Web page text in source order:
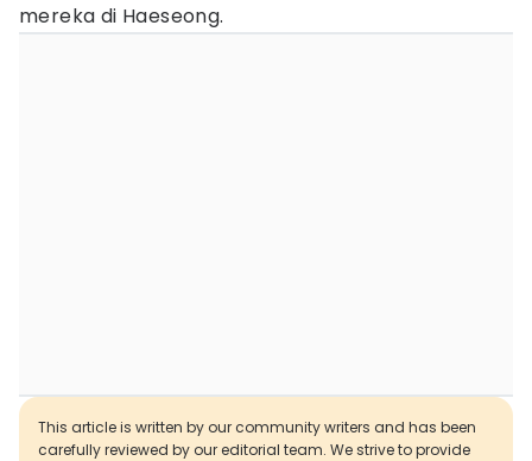
mereka di Haeseong.
This article is written by our community writers and has been
carefully reviewed by our editorial team. We strive to provide